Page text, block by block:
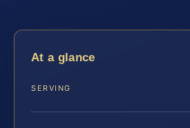
At a glance
SERVING